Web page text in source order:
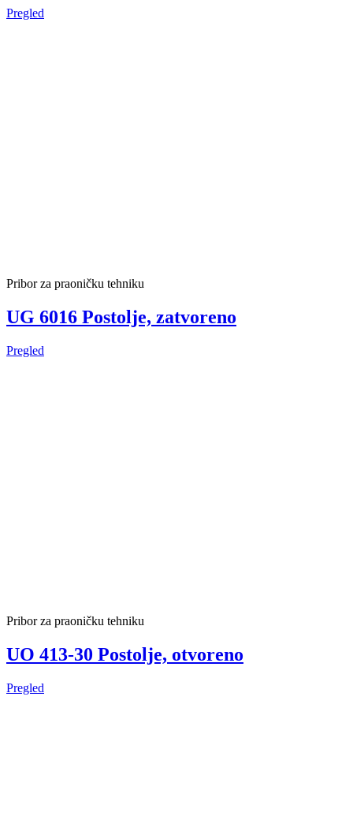
Pregled
Pribor za praoničku tehniku
UG 6016 Postolje, zatvoreno
Pregled
Pribor za praoničku tehniku
UO 413-30 Postolje, otvoreno
Pregled